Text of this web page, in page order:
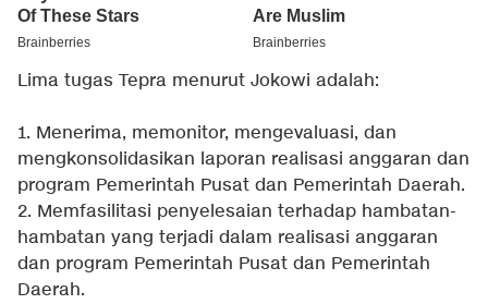
Lima tugas Tepra menurut Jokowi adalah:
1. Menerima, memonitor, mengevaluasi, dan
mengkonsolidasikan laporan realisasi anggaran dan
program Pemerintah Pusat dan Pemerintah Daerah.
2. Memfasilitasi penyelesaian terhadap hambatan-
hambatan yang terjadi dalam realisasi anggaran
dan program Pemerintah Pusat dan Pemerintah
Daerah.